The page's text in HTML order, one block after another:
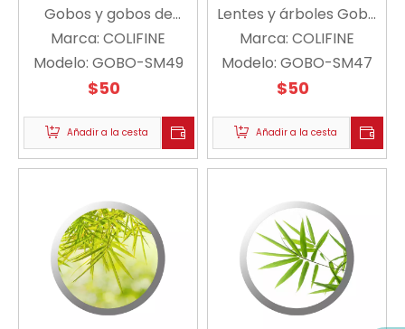
Gobos y gobos de
flores A SM49 -
COLIFINE
Marca: COLIFINE
Modelo: GOBO-SM49
$50
Añadir a la cesta
Lentes y árboles Gobo
Gobo E SM47 -
COLIFINE
Marca: COLIFINE
Modelo: GOBO-SM47
$50
Añadir a la cesta